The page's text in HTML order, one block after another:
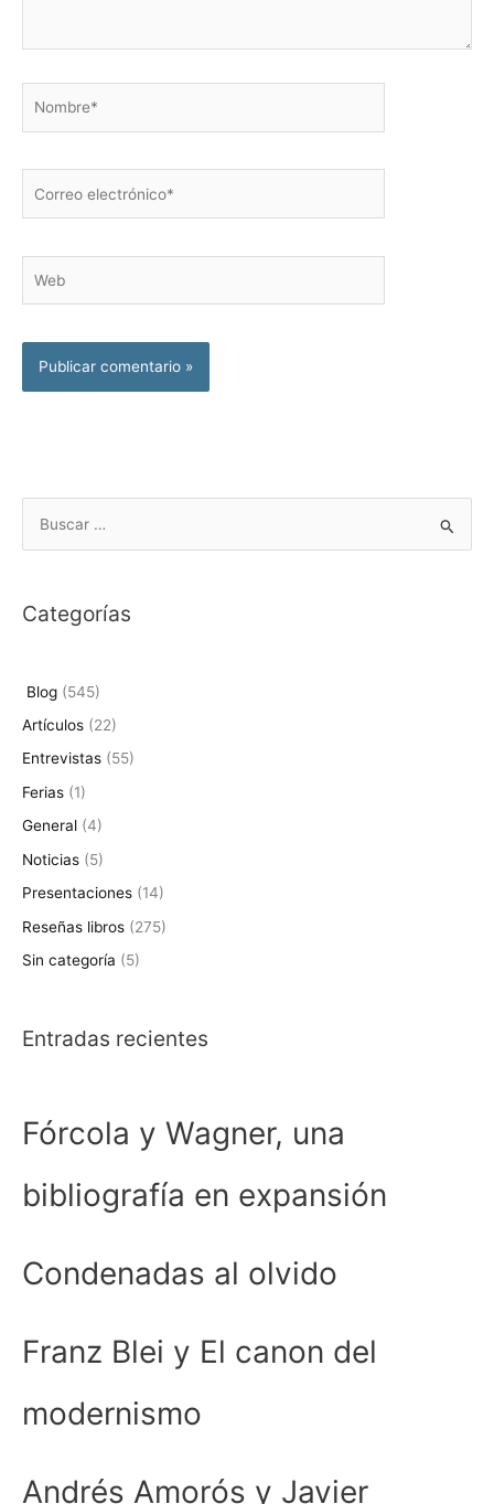
electrónico*
c
r
:
Categorías
Blog (545)
Artículos (22)
Entrevistas (55)
Ferias (1)
General (4)
Noticias (5)
Presentaciones (14)
Reseñas libros (275)
Sin categoría (5)
Entradas recientes
Fórcola y Wagner, una
bibliografía en expansión
Condenadas al olvido
Franz Blei y El canon del
modernismo
Andrés Amorós y Javier